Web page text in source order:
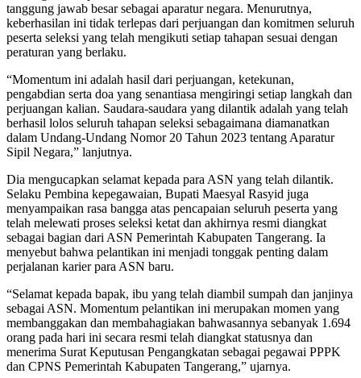
tanggung jawab besar sebagai aparatur negara. Menurutnya,
keberhasilan ini tidak terlepas dari perjuangan dan komitmen seluruh
peserta seleksi yang telah mengikuti setiap tahapan sesuai dengan
peraturan yang berlaku.
“Momentum ini adalah hasil dari perjuangan, ketekunan,
pengabdian serta doa yang senantiasa mengiringi setiap langkah dan
perjuangan kalian. Saudara-saudara yang dilantik adalah yang telah
berhasil lolos seluruh tahapan seleksi sebagaimana diamanatkan
dalam Undang-Undang Nomor 20 Tahun 2023 tentang Aparatur
Sipil Negara,” lanjutnya.
Dia mengucapkan selamat kepada para ASN yang telah dilantik.
Selaku Pembina kepegawaian, Bupati Maesyal Rasyid juga
menyampaikan rasa bangga atas pencapaian seluruh peserta yang
telah melewati proses seleksi ketat dan akhirnya resmi diangkat
sebagai bagian dari ASN Pemerintah Kabupaten Tangerang. Ia
menyebut bahwa pelantikan ini menjadi tonggak penting dalam
perjalanan karier para ASN baru.
“Selamat kepada bapak, ibu yang telah diambil sumpah dan janjinya
sebagai ASN. Momentum pelantikan ini merupakan momen yang
membanggakan dan membahagiakan bahwasannya sebanyak 1.694
orang pada hari ini secara resmi telah diangkat statusnya dan
menerima Surat Keputusan Pengangkatan sebagai pegawai PPPK
dan CPNS Pemerintah Kabupaten Tangerang,” ujarnya.